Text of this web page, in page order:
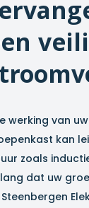
van
kan
zoals
dat uw